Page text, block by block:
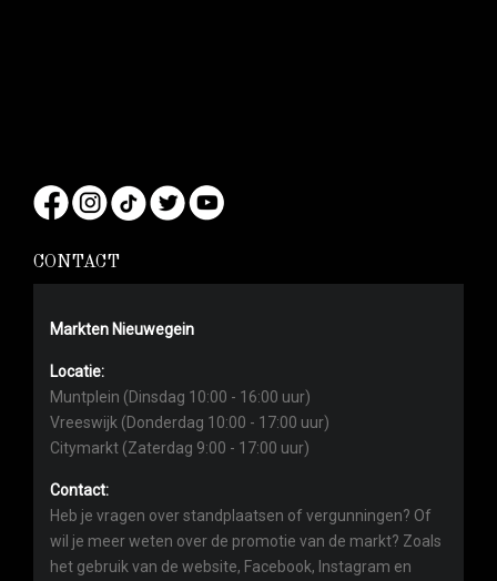
CONTACT
Markten Nieuwegein
Locatie:
Muntplein (Dinsdag 10:00 - 16:00 uur)
Vreeswijk (Donderdag 10:00 - 17:00 uur)
Citymarkt (Zaterdag 9:00 - 17:00 uur)
Contact:
Heb je vragen over standplaatsen of vergunningen? Of
wil je meer weten over de promotie van de markt? Zoals
het gebruik van de website, Facebook, Instagram en